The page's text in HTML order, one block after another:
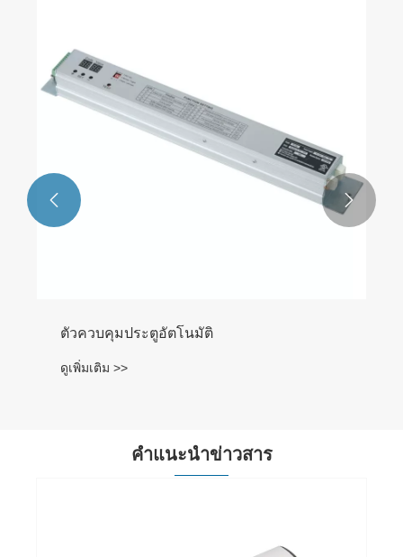
ตัวควบคุมประตูอัตโนมัติ
ดูเพิ่มเติม >>
 
คำแนะนำข่าวสาร